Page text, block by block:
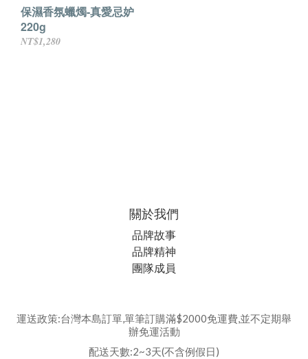
保濕香氛蠟燭-真愛忌妒
220g
NT$1,280
關於我們
品牌故事
品牌精神
團隊成員
運送政策:台灣本島訂單,單筆訂購滿$2000免運費,並不定期舉
辦免運活動
配送天數:2~3天(不含例假日)